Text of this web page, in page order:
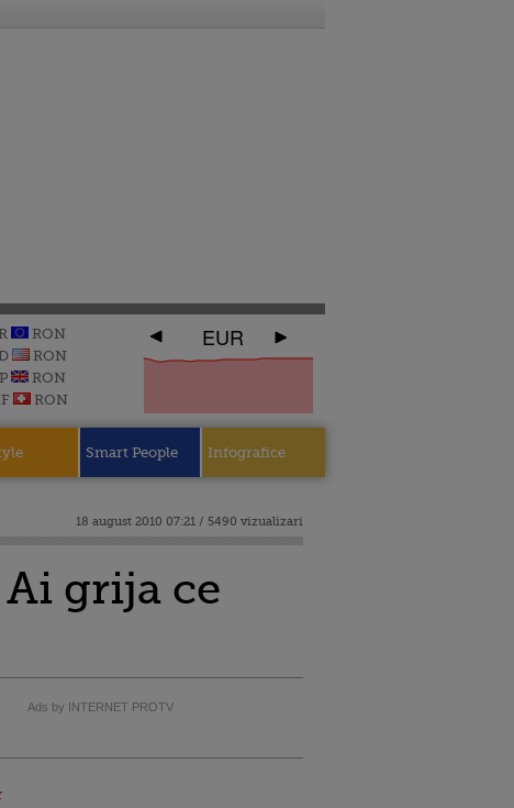
RON
RON
RON
RON
EUR
Smart People Infografice
18 august 2010 07:21 / 5490 vizualizari
Ai grija ce
Ads by INTERNET PROTV